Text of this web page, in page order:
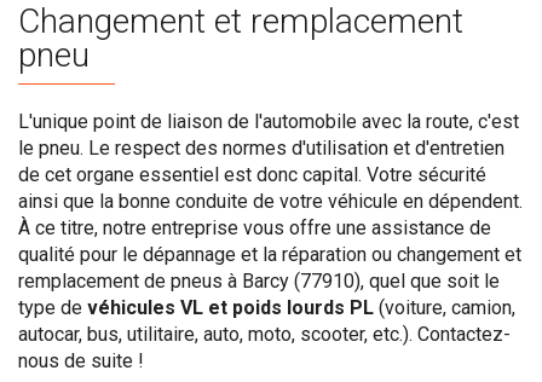
Changement et remplacement
pneu
L'unique point de liaison de l'automobile avec la route, c'est
le pneu. Le respect des normes d'utilisation et d'entretien
de cet organe essentiel est donc capital. Votre sécurité
ainsi que la bonne conduite de votre véhicule en dépendent.
À ce titre, notre entreprise vous offre une assistance de
qualité pour le dépannage et la réparation ou changement et
remplacement de pneus à Barcy (77910), quel que soit le
type de véhicules VL et poids lourds PL (voiture, camion,
autocar, bus, utilitaire, auto, moto, scooter, etc.). Contactez-
nous de suite !